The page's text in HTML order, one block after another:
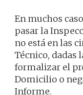
En muchos
pasar la
no está en las
Técnico, dadas
formalizar el
Domicilio o
Informe.